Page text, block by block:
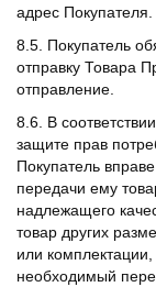
адрес Покупателя.
8.5. Покупатель
отправку Товара
отправление.
8.6. В
защите прав
Покупатель
передачи ему
надлежащего
товар других
или
необходимый